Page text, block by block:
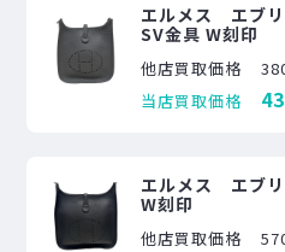
エルメス エブ
SV金具 W刻印
他店買取価格
当店買取価格
エルメス エブ
W刻印
他店買取価格